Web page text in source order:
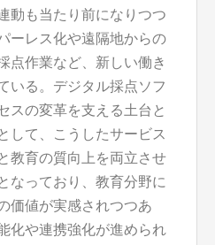
動も当たり前になりつつ
ーレス化や遠隔地からの
点作業など、新しい働き
いる。デジタル採点ソフ
スの変革を支える土台と
して、こうしたサービス
教育の質向上を両立させ
なっており、教育分野に
価値が実感されつつあ
化や連携強化が進められ